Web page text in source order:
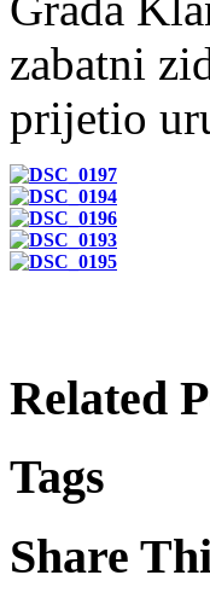
zabatni
prijetio
Related
Tags
Share